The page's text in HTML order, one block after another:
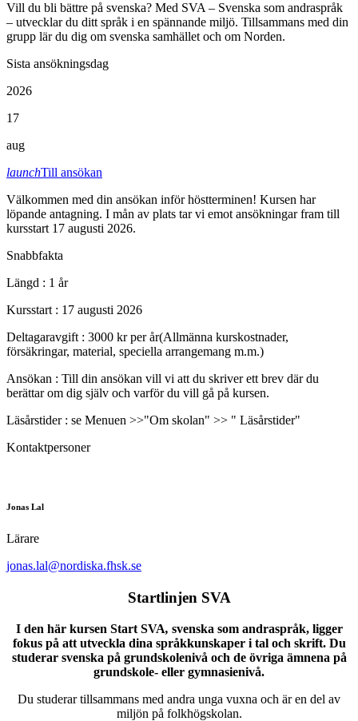
Vill du bli bättre på svenska? Med SVA – Svenska som andraspråk
– utvecklar du ditt språk i en spännande miljö. Tillsammans med din
grupp lär du dig om svenska samhället och om Norden.
Sista ansökningsdag
2026
17
aug
launchTill ansökan
Välkommen med din ansökan inför höstterminen! Kursen har
löpande antagning. I mån av plats tar vi emot ansökningar fram till
kursstart 17 augusti 2026.
Snabbfakta
Längd : 1 år
Kursstart : 17 augusti 2026
Deltagaravgift : 3000 kr per år(Allmänna kurskostnader,
försäkringar, material, speciella arrangemang m.m.)
Ansökan : Till din ansökan vill vi att du skriver ett brev där du
berättar om dig själv och varför du vill gå på kursen.
Läsårstider : se Menuen >>"Om skolan" >> " Läsårstider"
Kontaktpersoner
Jonas Lal
Lärare
jonas.lal@nordiska.fhsk.se
Startlinjen SVA
I den här kursen Start SVA, svenska som andraspråk, ligger
fokus på att utveckla dina språkkunskaper i tal och skrift. Du
studerar svenska på grundskolenivå och de övriga ämnena på
grundskole- eller gymnasienivå.
Du studerar tillsammans med andra unga vuxna och är en del av
miljön på folkhögskolan.